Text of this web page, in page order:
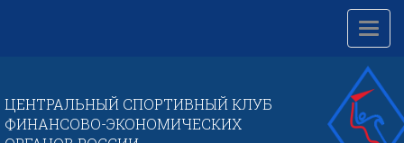
ЦЕНТРАЛЬНЫЙ СПОРТИВНЫЙ КЛУБ
ФИНАНСОВО-ЭКОНОМИЧЕСКИХ